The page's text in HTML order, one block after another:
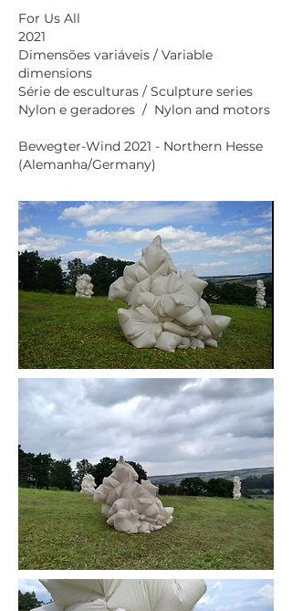
For Us All
2021
Dimensões variáveis / Variable
dimensions
Série de esculturas / Sculpture series
Nylon e geradores / Nylon and motors
Bewegter-Wind 2021 - Northern Hesse
(Alemanha/Germany)